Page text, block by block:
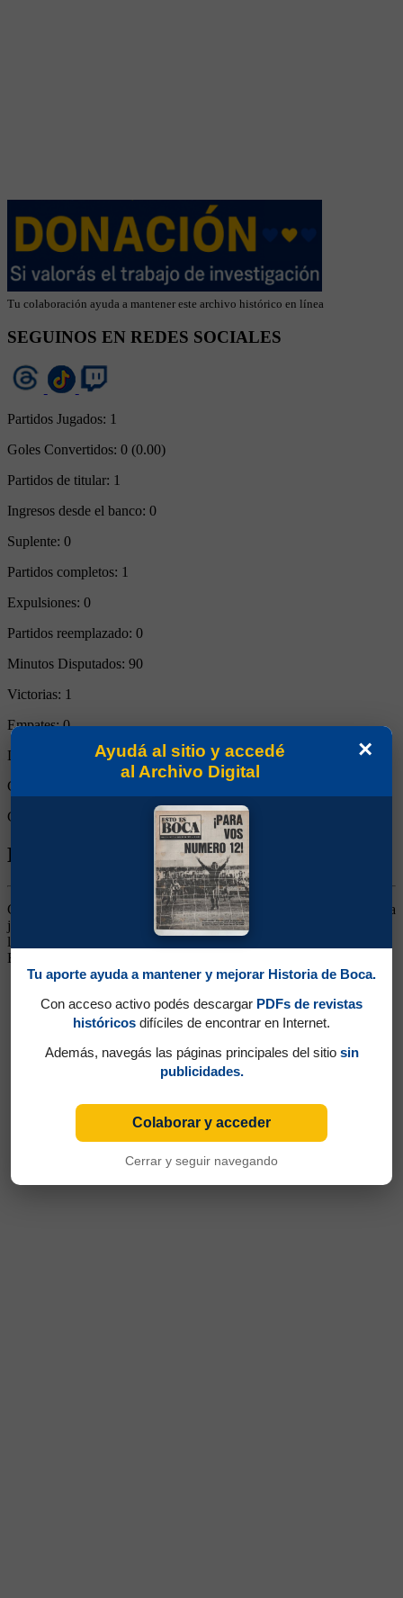
Tu colaboración ayuda a mantener este archivo histórico en línea
SEGUINOS EN REDES SOCIALES
Partidos Jugados: 1
Goles Convertidos: 0 (0.00)
Partidos de titular: 1
Ingresos desde el banco: 0
Suplente: 0
Partidos completos: 1
Expulsiones: 0
Partidos reemplazado: 0
Minutos Disputados: 90
Victorias: 1
Empates:0
Derrotas:
Goles de Boca:
Goles rivales:
Biografía de Felipe Antonio Magnelli
Centro Medio. Llegó desde el club Central Argentino. Apareció para
jugar en un puesto en el que Lazzatti se hizo dueño por casi tres
lustros, pero no logró colmar las expectativas. Siguió su carrera en
Banfield.
×
Ayudá al sitio y accedé
al Archivo Digital
Tu aporte ayuda a mantener y mejorar Historia de Boca.
Con acceso activo podés descargar PDFs de revistas
históricos difíciles de encontrar en Internet.
Además, navegás las páginas principales del sitio sin
publicidades.
Colaborar y acceder
Cerrar y seguir navegando